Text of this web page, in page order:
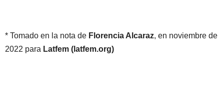
* Tomado en la nota de Florencia Alcaraz, en noviembre de
2022 para Latfem (latfem.org)